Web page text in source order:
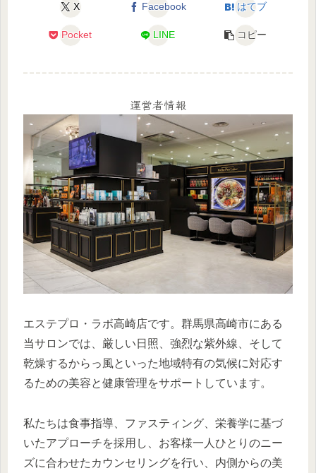
X Facebook はてブ
Pocket LINE コピー
運営者情報
エステプロ・ラボ高崎店です。群馬県高崎市にある
当サロンでは、厳しい日照、強烈な紫外線、そして
乾燥するからっ風といった地域特有の気候に対応す
るための美容と健康管理をサポートしています。
私たちは食事指導、ファスティング、栄養学に基づ
いたアプローチを採用し、お客様一人ひとりのニー
ズに合わせたカウンセリングを行い、内側からの美